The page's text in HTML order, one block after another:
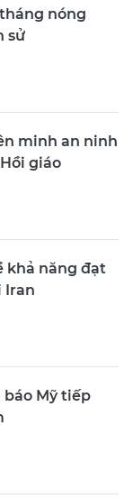
nóng
sử
minh an ninh
giáo
khả năng đạt
Iran
báo Mỹ tiếp